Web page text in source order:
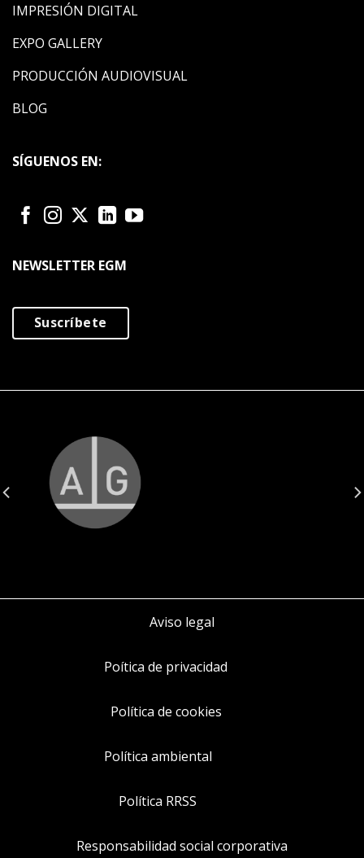
IMPRESIÓN DIGITAL
EXPO GALLERY
PRODUCCIÓN AUDIOVISUAL
BLOG
SÍGUENOS EN:
NEWSLETTER EGM
Suscríbete
Aviso legal
Poítica de privacidad
Política de cookies
Política ambiental
Política RRSS
Responsabilidad social corporativa